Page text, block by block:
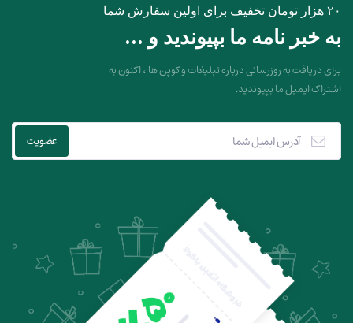
۲۰ هزار تومان تخفیف برای اولین سفارش شما
به خبر نامه ما بپیوندید و ...
برای دریافت به روزرسانی درباره تبلیغات و کوپن ها ، اکنون به
اشتراک ایمیل ما بپیوندید.